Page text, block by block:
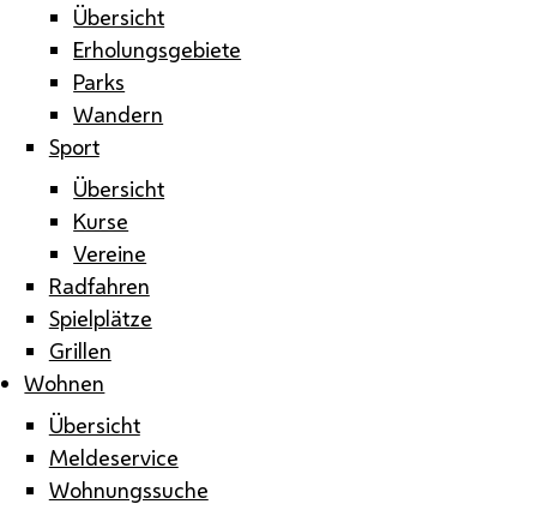
Übersicht
Erholungsgebiete
Parks
Wandern
Sport
Übersicht
Kurse
Vereine
Radfahren
Spielplätze
Grillen
Wohnen
Übersicht
Meldeservice
Wohnungssuche